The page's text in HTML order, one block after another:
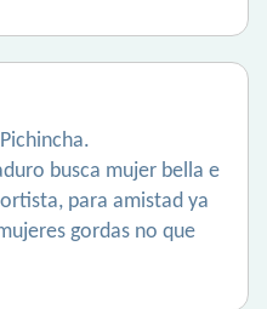
busca mujer bella e
para amistad ya
gordas no que